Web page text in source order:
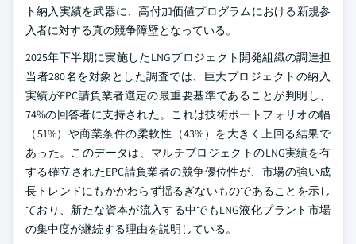
ト納入実績を武器に、高付加価値プログラムにおける新規参
入者に対する真の競争障壁となっている。
2025年下半期に実施したLNGプロジェクト開発組織の調達担
当者280名を対象とした調査では、巨大プロジェクトの納入
実績がEPC請負業者選定の最重要基準であることが判明し、
74%の回答者に支持された。これは技術ポートフォリオの幅
（51%）や商業条件の柔軟性（43%）を大きく上回る結果で
あった。このデータは、マルチプロジェクトのLNG実績を有
する確立されたEPC請負業者の競争優位性が、市場の強い成
長トレンドにもかかわらず揺るぎないものであることを示し
ており、新たな資本が流入する中でもLNG液化プラント市場
の集中度が継続する理由を説明している。